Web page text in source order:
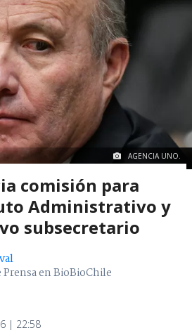
AGENCIA UNO.
comisión para
Administrativo y
subsecretario
en BioBioChile
| 22:58